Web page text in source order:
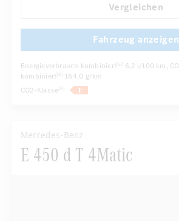
Vergleichen
Fahrzeug anzeigen
Energieverbrauch kombiniert [5] 6,2 l/100 km, CO
kombiniert [5]
164,0 g/km
CO2-Klasse [5]
Mercedes-Benz
E 450 d T 4Matic